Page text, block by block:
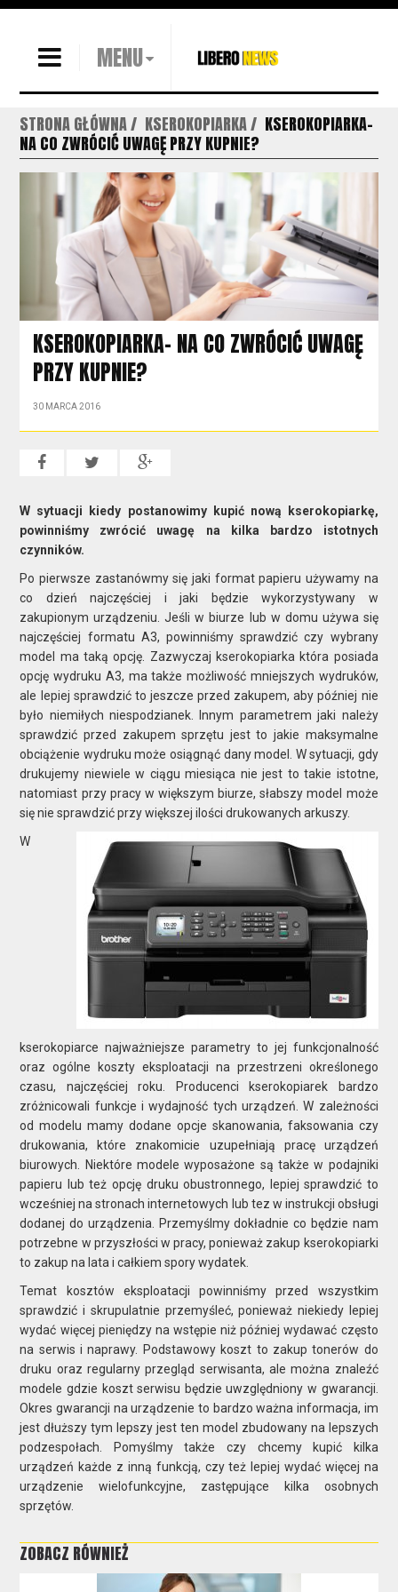
MENU
STRONA GŁÓWNA KSEROKOPIARKA
KSEROKOPIARKA-
NA CO ZWRÓCIĆ UWAGĘ PRZY KUPNIE?
KSEROKOPIARKA- NA CO ZWRÓCIĆ UWAGĘ
PRZY KUPNIE?
30 MARCA 2016
W sytuacji kiedy postanowimy kupić nową kserokopiarkę,
powinniśmy zwrócić uwagę na kilka bardzo istotnych
czynników.
Po pierwsze zastanówmy się jaki format papieru używamy na
co dzień najczęściej i jaki będzie wykorzystywany w
zakupionym urządzeniu. Jeśli w biurze lub w domu używa się
najczęściej formatu A3, powinniśmy sprawdzić czy wybrany
model ma taką opcję. Zazwyczaj kserokopiarka która posiada
opcję wydruku A3, ma także możliwość mniejszych wydruków,
ale lepiej sprawdzić to jeszcze przed zakupem, aby później nie
było niemiłych niespodzianek. Innym parametrem jaki należy
sprawdzić przed zakupem sprzętu jest to jakie maksymalne
obciążenie wydruku może osiągnąć dany model. W sytuacji, gdy
drukujemy niewiele w ciągu miesiąca nie jest to takie istotne,
natomiast przy pracy w większym biurze, słabszy model może
się nie sprawdzić przy większej ilości drukowanych arkuszy.
W
kserokopiarce najważniejsze parametry to jej funkcjonalność
oraz ogólne koszty eksploatacji na przestrzeni określonego
czasu, najczęściej roku. Producenci kserokopiarek bardzo
zróżnicowali funkcje i wydajność tych urządzeń. W zależności
od modelu mamy dodane opcje skanowania, faksowania czy
drukowania, które znakomicie uzupełniają pracę urządzeń
biurowych. Niektóre modele wyposażone są także w podajniki
papieru lub też opcję druku obustronnego, lepiej sprawdzić to
wcześniej na stronach internetowych lub tez w instrukcji obsługi
dodanej do urządzenia. Przemyślmy dokładnie co będzie nam
potrzebne w przyszłości w pracy, ponieważ zakup kserokopiarki
to zakup na lata i całkiem spory wydatek.
Temat kosztów eksploatacji powinniśmy przed wszystkim
sprawdzić i skrupulatnie przemyśleć, ponieważ niekiedy lepiej
wydać więcej pieniędzy na wstępie niż później wydawać często
na serwis i naprawy. Podstawowy koszt to zakup tonerów do
druku oraz regularny przegląd serwisanta, ale można znaleźć
modele gdzie koszt serwisu będzie uwzględniony w gwarancji.
Okres gwarancji na urządzenie to bardzo ważna informacja, im
jest dłuższy tym lepszy jest ten model zbudowany na lepszych
podzespołach. Pomyślmy także czy chcemy kupić kilka
urządzeń każde z inną funkcją, czy też lepiej wydać więcej na
urządzenie wielofunkcyjne, zastępujące kilka osobnych
sprzętów.
ZOBACZ RÓWNIEŻ